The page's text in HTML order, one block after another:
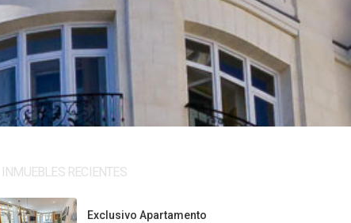
INMUEBLES RECIENTES
Exclusivo Apartamento